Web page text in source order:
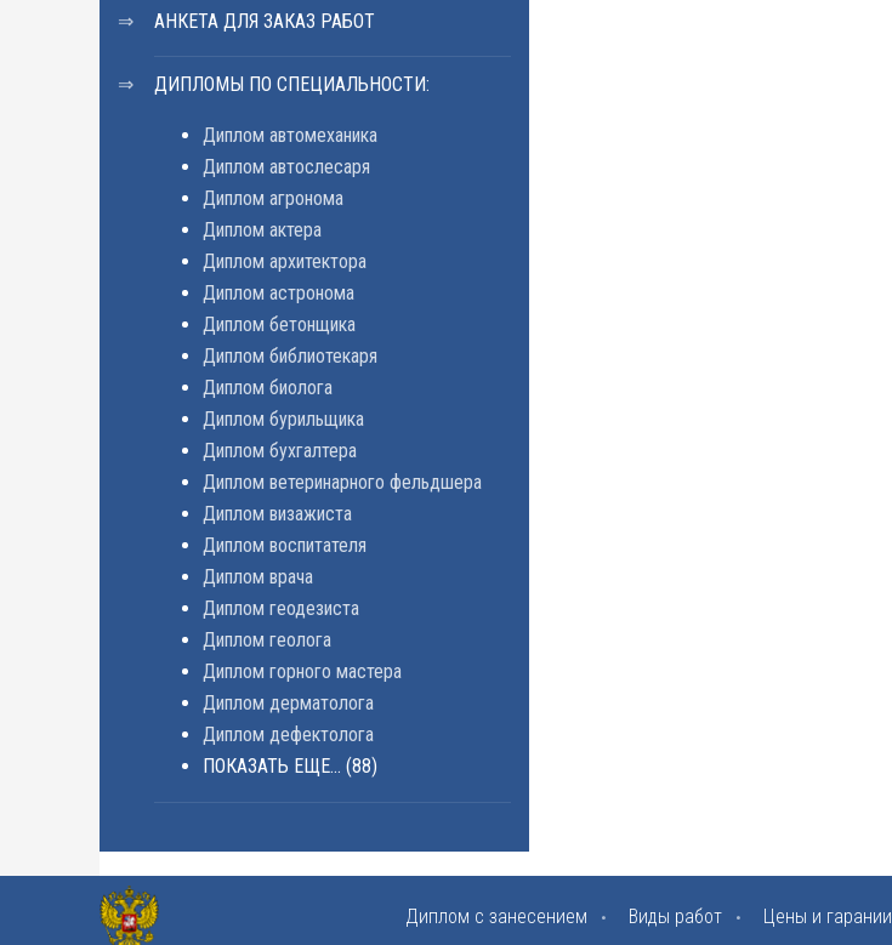
АНКЕТА ДЛЯ ЗАКАЗ РАБОТ
ДИПЛОМЫ ПО СПЕЦИАЛЬНОСТИ:
Диплом автомеханика
Диплом автослесаря
Диплом агронома
Диплом актера
Диплом архитектора
Диплом астронома
Диплом бетонщика
Диплом библиотекаря
Диплом биолога
Диплом бурильщика
Диплом бухгалтера
Диплом ветеринарного фельдшера
Диплом визажиста
Диплом воспитателя
Диплом врача
Диплом геодезиста
Диплом геолога
Диплом горного мастера
Диплом дерматолога
Диплом дефектолога
ПОКАЗАТЬ ЕЩЕ... (88)
Диплом с занесением Виды работ Цены и гарании